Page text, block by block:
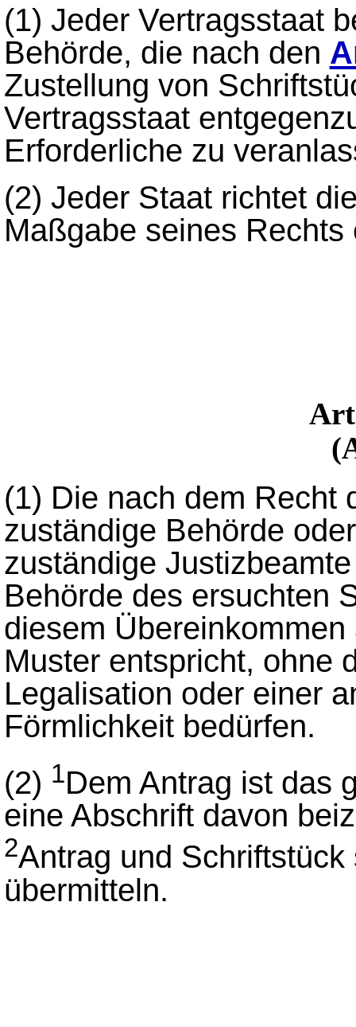
(1) Jeder Vertragsstaat
Behörde, die nach den
Zustellung von
Vertragsstaat
Erforderliche zu
(2) Jeder Staat richtet
Maßgabe seines Rechts
(1) Die nach dem Recht
zuständige Behörde
zuständige
Behörde des ersuchten
diesem
Muster entspricht, ohne
Legalisation oder einer
Förmlichkeit bedürfen.
(2) 1Dem Antrag ist das
eine Abschrift davon
2Antrag und
übermitteln.